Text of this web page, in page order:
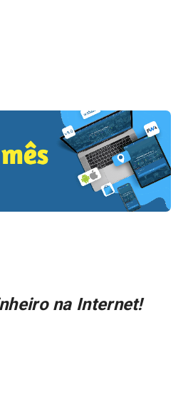
na Internet!